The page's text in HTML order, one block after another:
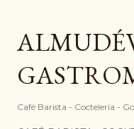
Café Barista - Coctelería -